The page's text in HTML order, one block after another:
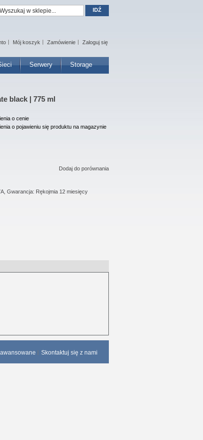
Serwery Storage
Mój koszyk Zamówienie Zaloguj się
IDŹ
black | 775 ml
o cenie
o pojawieniu się produktu na magazynie
Dodaj do porównania
Gwarancja: Rękojmia 12 miesięcy
Skontaktuj się z nami